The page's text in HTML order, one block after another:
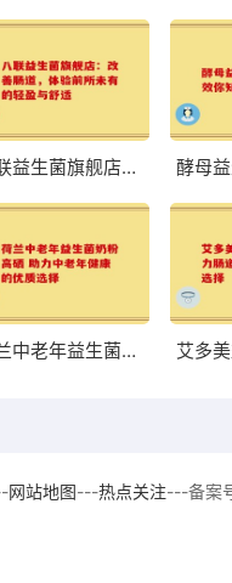
八联益生菌旗舰店：改善肠道，体验前所未有的轻盈与舒适
荷兰中老年益生菌奶粉高硒 助力中老年健康的优质选择
网站地图---热点关注---备案